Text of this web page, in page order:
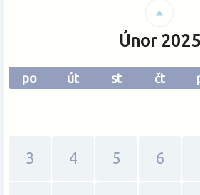
Změnit měnu
Únor 2025
po út st čt
3 4 5 6